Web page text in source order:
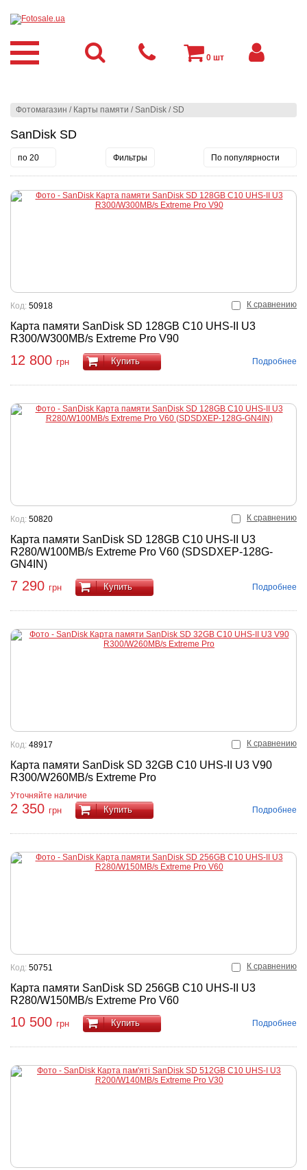
Фотомагазин / Карты памяти /SanDisk /SD
SanDisk SD
по 20 Фильтры По популярности
К сравнению
Карта памяти SanDisk SD 128GB C10 UHS-II U3
R300/W300MB/s Extreme Pro V90
Код: 50918
12 800 грн Купить Подробнее
К сравнению
Карта памяти SanDisk SD 128GB C10 UHS-II U3
R280/W100MB/s Extreme Pro V60 (SDSDXEP-128G-
GN4IN)
Код: 50820
7 290 грн Купить Подробнее
К сравнению
Карта памяти SanDisk SD 32GB C10 UHS-II U3 ​​V90
R300/W260MB/s Extreme Pro
Код: 48917
Уточняйте наличие
2 350 грн Купить Подробнее
К сравнению
Карта памяти SanDisk SD 256GB C10 UHS-II U3
R280/W150MB/s Extreme Pro V60
Код: 50751
10 500 грн Купить Подробнее
0 шт